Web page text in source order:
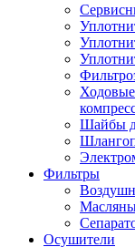
Шайбы
Фильтры
Осушители